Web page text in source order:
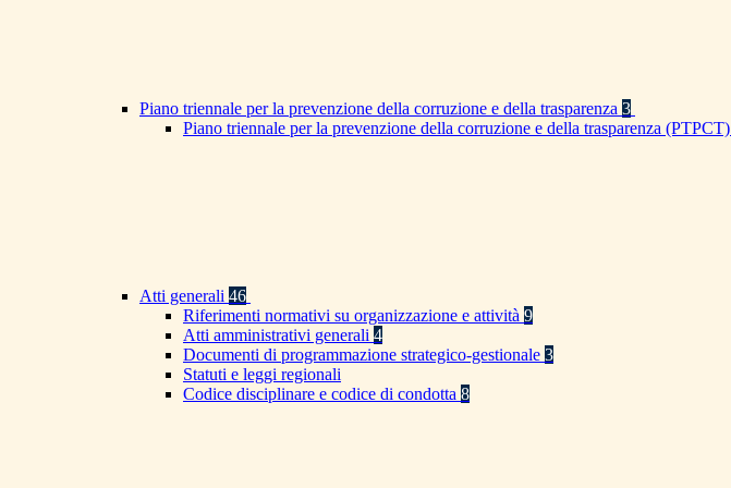
Piano triennale per la prevenzione della corruzione e della trasparenza 3
Piano triennale per la prevenzione della corruzione e della trasparenza (PTPCT)
Atti generali 46
Riferimenti normativi su organizzazione e attività 9
Atti amministrativi generali 4
Documenti di programmazione strategico-gestionale 3
Statuti e leggi regionali
Codice disciplinare e codice di condotta 8